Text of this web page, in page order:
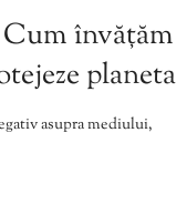
învățăm
planeta
asupra mediului,